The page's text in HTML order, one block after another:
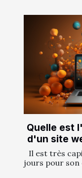
Quelle est
d'un site
Il est très
jours pour son